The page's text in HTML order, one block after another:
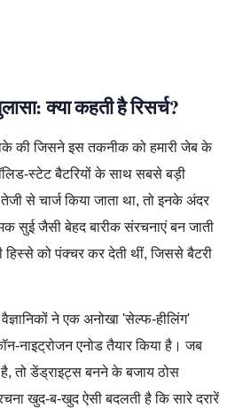
क्या कहती है रिसर्च?
की जिसने इस तकनीक को हमारी जेब के
स्टेट बैटरियों के साथ सबसे बड़ी
से चार्ज किया जाता था, तो इनके अंदर
सुई जैसी बेहद बारीक संरचनाएं बन जाती
को पंक्चर कर देती थीं, जिससे बैटरी
ने एक अनोखा 'सेल्फ-हीलिंग'
नाइट्रोजन एनोड तैयार किया है। जब
है, तो डेंड्राइट्स बनने के बजाय ठोस
खुद-ब-खुद ऐसी बदलती है कि सारे दरारें